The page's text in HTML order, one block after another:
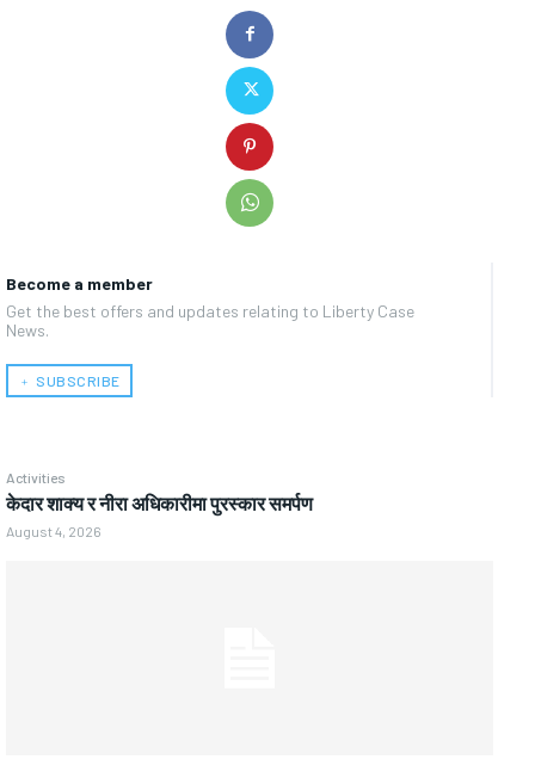
Become a member
Get the best offers and updates relating to Liberty Case
News.
﹢ SUBSCRIBE
Activities
केदार शाक्य र नीरा अधिकारीमा पुरस्कार समर्पण
August 4, 2026